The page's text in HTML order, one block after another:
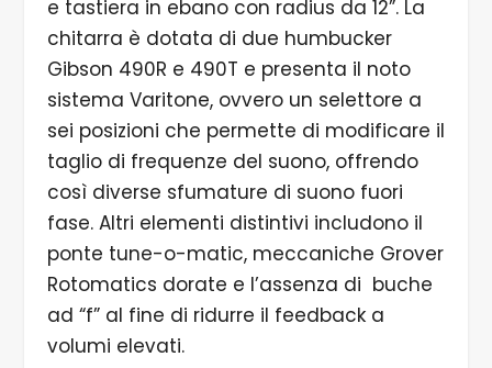
e tastiera in ebano con radius da 12”. La
chitarra è dotata di due humbucker
Gibson 490R e 490T e presenta il noto
sistema Varitone, ovvero un selettore a
sei posizioni che permette di modificare il
taglio di frequenze del suono, offrendo
così diverse sfumature di suono fuori
fase. Altri elementi distintivi includono il
ponte tune-o-matic, meccaniche Grover
Rotomatics dorate e l’assenza di buche
ad “f” al fine di ridurre il feedback a
volumi elevati.